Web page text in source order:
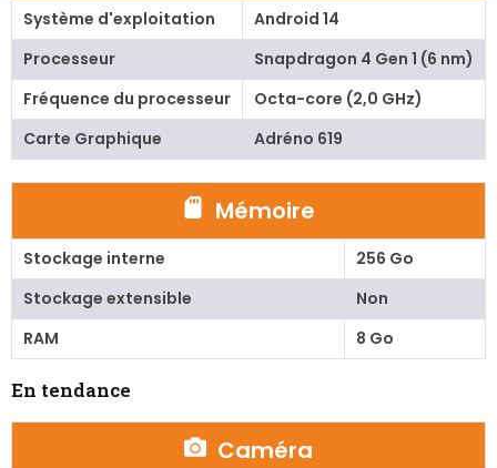
Système d'exploitation
Android 14
Processeur
Snapdragon 4 Gen 1 (6 nm)
Fréquence du processeur
Octa-core (2,0 GHz)
Carte Graphique
Adréno 619
Mémoire
Stockage interne
256 Go
Stockage extensible
Non
RAM
8 Go
En tendance
Caméra